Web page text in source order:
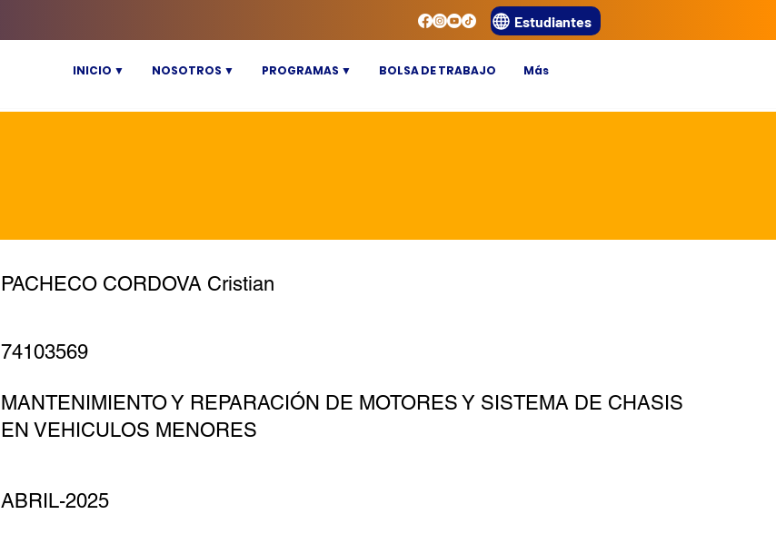
Estudiantes
INICIO ▼ NOSOTROS ▼ PROGRAMAS ▼ BOLSA DE TRABAJO Más
PACHECO CORDOVA Cristian
74103569
MANTENIMIENTO Y REPARACIÓN DE MOTORES Y SISTEMA DE CHASIS
EN VEHICULOS MENORES
ABRIL-2025